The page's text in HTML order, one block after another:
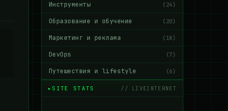
Инструменты (24)
Образование и обучение (20)
Маркетинг и реклама (18)
DevOps (7)
Путешествия и lifestyle (6)
SITE STATS // LIVEINTERNET